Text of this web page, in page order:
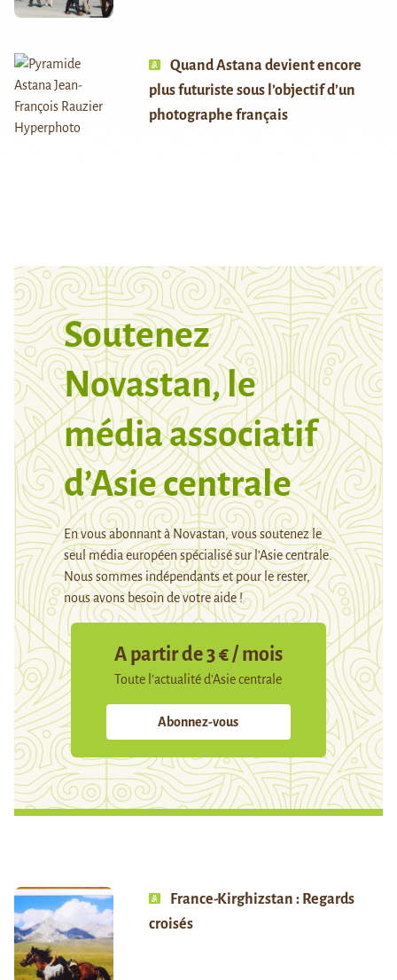
Quand Astana devient encore
plus futuriste sous l’objectif d’un
photographe français
Soutenez
Novastan, le
média associatif
d’Asie centrale
En vous abonnant à Novastan, vous soutenez le
seul média européen spécialisé sur l’Asie centrale.
Nous sommes indépendants et pour le rester,
nous avons besoin de votre aide !
A partir de 3 € / mois
Toute l’actualité d’Asie centrale
Abonnez-vous
France-Kirghizstan : Regards
croisés